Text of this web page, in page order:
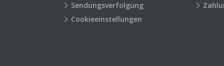
Sendungsverfolgung
Cookieeinstellungen